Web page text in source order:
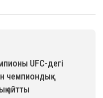
UFC-дегі
чемпиондық
айтты